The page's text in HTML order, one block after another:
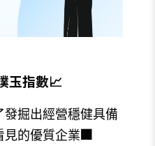
玉指數📈
掘出經營穩健具備
見的優質企業 🏢